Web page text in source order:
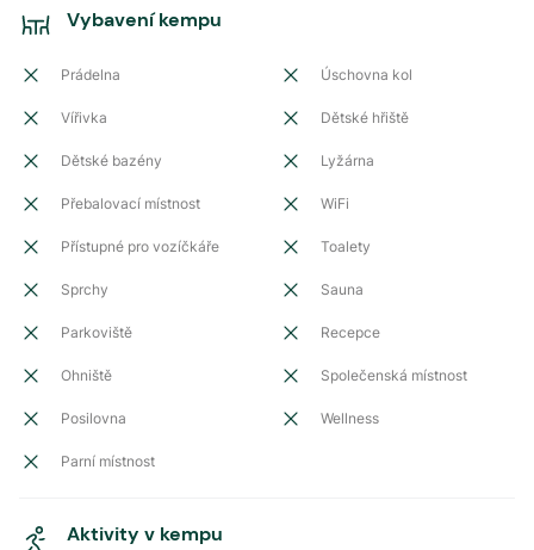
Vybavení kempu
Prádelna Úschovna kol
Vířivka Dětské hřiště
Dětské bazény Lyžárna
Přebalovací místnost WiFi
Přístupné pro vozíčkáře Toalety
Sprchy Sauna
Parkoviště Recepce
Ohniště Společenská místnost
Posilovna Wellness
Parní místnost
Aktivity v kempu